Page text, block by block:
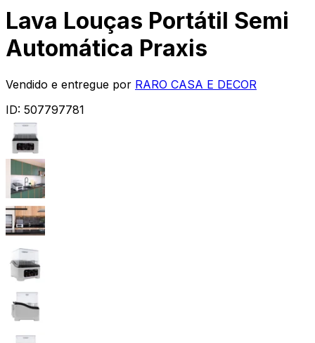
Lava Louças Portátil Semi
Automática Praxis
Vendido e entregue por RARO CASA E DECOR
ID: 507797781